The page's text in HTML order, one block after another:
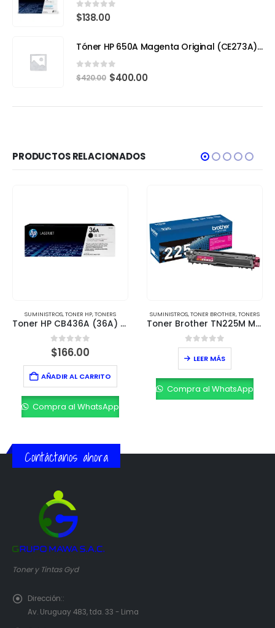
0out of 5
$138.00
Tóner HP 650A Magenta Original (CE273A) – Calidad Profesional y Rendimiento Superior
0 out of 5
$420.00 $400.00
PRODUCTOS RELACIONADOS
SUMINISTROS,TONER HP,TONERS
Toner HP CB436A (36A) Negro – Rendimiento de 2,000 páginas
0out of 5
$166.00
AÑADIR AL CARRITO
Compra al WhatsApp
SUMINISTROS,TONER BROTHER,TONERS
Toner Brother TN225M Magenta – Rendimiento de 2,200 páginas
0out of 5
LEER MÁS
Compra al WhatsApp
Contáctanos ahora
Toner y Tintas Gyd
Dirección::
Av. Uruguay 483, tda. 33 - Lima